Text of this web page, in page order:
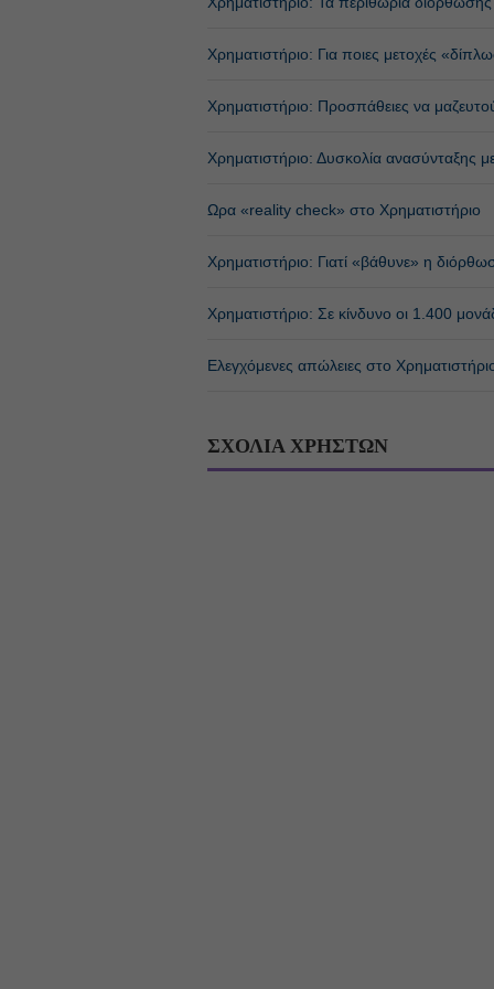
Χρηματιστήριο: Για ποιες μετοχές
Χρηματιστήριο: Προσπάθειες να
Χρηματιστήριο: Δυσκολία ανασύνταξης
Ωρα «reality check» στο Χρηματιστήριο
Χρηματιστήριο: Γιατί «βάθυνε» η
Χρηματιστήριο: Σε κίνδυνο οι 1.400
Ελεγχόμενες απώλειες στο
ΣΧΟΛΙΑ ΧΡΗΣΤΩΝ